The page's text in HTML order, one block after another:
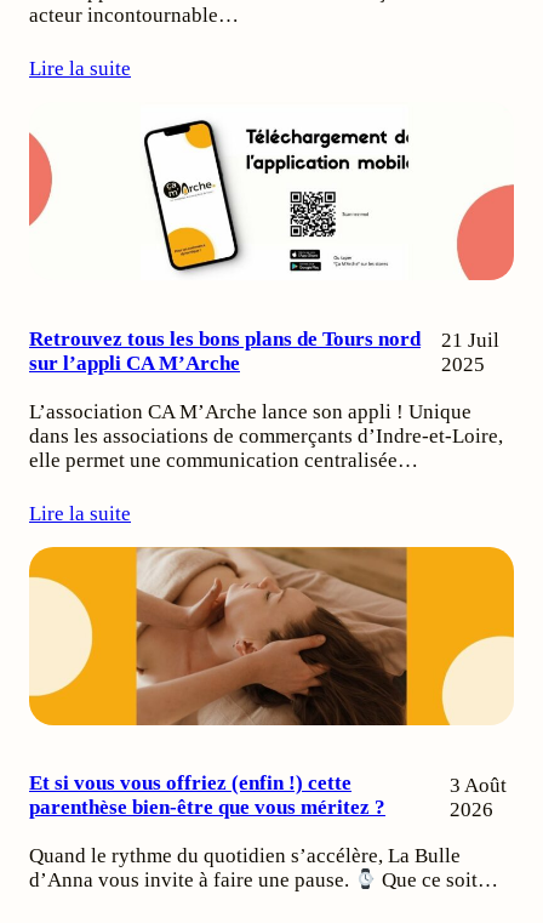
acteur incontournable…
Lire la suite
Retrouvez tous les bons plans de Tours nord
sur l’appli CA M’Arche
21 Juil
2025
L’association CA M’Arche lance son appli ! Unique
dans les associations de commerçants d’Indre-et-Loire,
elle permet une communication centralisée…
Lire la suite
Et si vous vous offriez (enfin !) cette
parenthèse bien-être que vous méritez ?
3 Août
2026
Quand le rythme du quotidien s’accélère, La Bulle
d’Anna vous invite à faire une pause.
Que ce soit…